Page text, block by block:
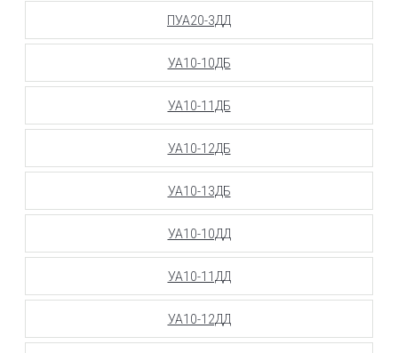
ПУА20-3ДД
УА10-10ДБ
УА10-11ДБ
УА10-12ДБ
УА10-13ДБ
УА10-10ДД
УА10-11ДД
УА10-12ДД